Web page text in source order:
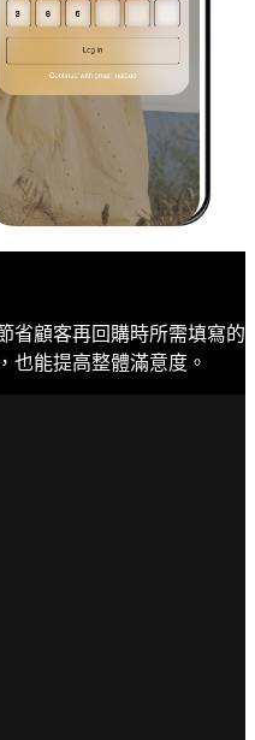
省顧客再回購時所需填寫的
也能提高整體滿意度。